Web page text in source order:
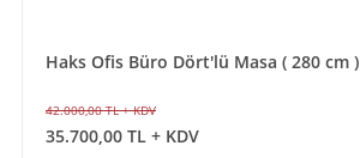
Haks Ofis Büro Dört'lü Masa ( 280 cm )
42.000,00 TL + KDV
35.700,00 TL + KDV